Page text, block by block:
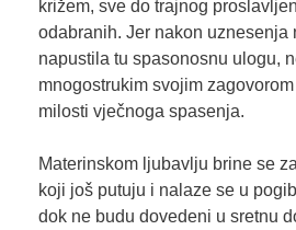
križem, sve do trajnog
odabranih. Jer nakon uznesenja
napustila tu spasonosnu ulogu,
mnogostrukim svojim
milosti vječnoga spasenja.
Materinskom ljubavlju brine se
koji još putuju i nalaze se u
dok ne budu dovedeni u sretnu